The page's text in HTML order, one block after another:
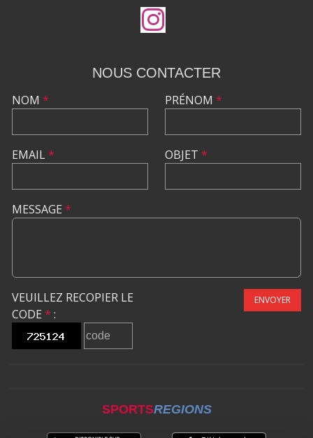
NOUS CONTACTER
NOM *
EMAIL*
PRÉNOM *
OBJET *
MESSAGE *
VEUILLEZ RECOPIER LE
CODE * :
ENVOYER
SPORTSREGIONS